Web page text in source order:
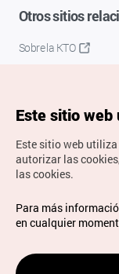
Otros sitios
Sobre la KTO
Copyrights ©
derechos
Para informes de
sitio web, dirija
spanish@knto.or.kr
Este sitio
Este sitio web
autorizar las
las cookies.
Para más
en cualquier